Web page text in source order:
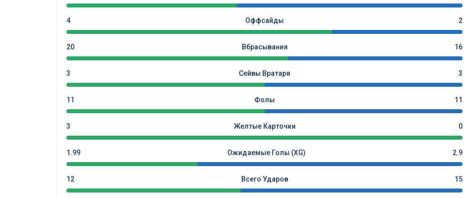
4 Оффсайды 2
20 Вбрасывания 16
3 Сейвы Вратаря 3
11 Фолы 11
3 Желтые Карточки 0
1.99 Ожидаемые Голы (xG) 2.9
12 Всего Ударов 15